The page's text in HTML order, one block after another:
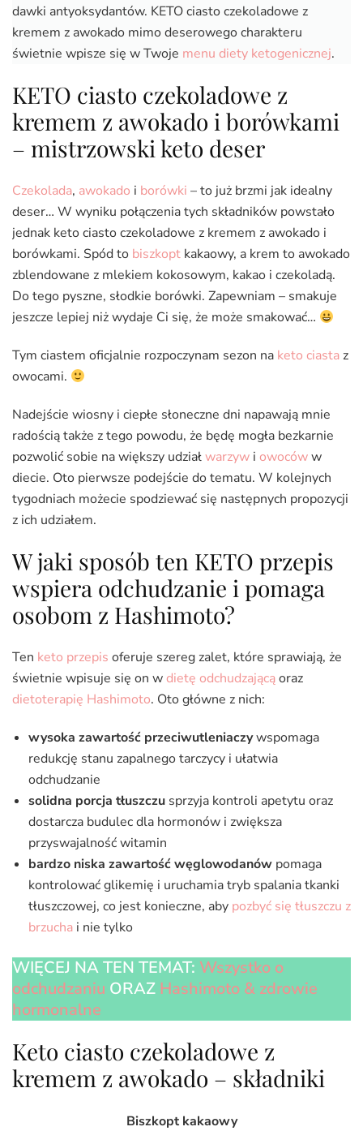
dawki antyoksydantów. KETO ciasto czekoladowe z
kremem z awokado mimo deserowego charakteru
świetnie wpisze się w Twoje menu diety ketogenicznej.
KETO ciasto czekoladowe z
kremem z awokado i borówkami
– mistrzowski keto deser
Czekolada, awokado i borówki – to już brzmi jak idealny
deser… W wyniku połączenia tych składników powstało
jednak keto ciasto czekoladowe z kremem z awokado i
borówkami. Spód to biszkopt kakaowy, a krem to awokado
zblendowane z mlekiem kokosowym, kakao i czekoladą.
Do tego pyszne, słodkie borówki. Zapewniam – smakuje
jeszcze lepiej niż wydaje Ci się, że może smakować…
Tym ciastem oficjalnie rozpoczynam sezon na keto ciastaz
owocami.
Nadejście wiosny i ciepłe słoneczne dni napawają mnie
radością także z tego powodu, że będę mogła bezkarnie
pozwolić sobie na większy udziałwarzyw i owocóww
diecie. Oto pierwsze podejście do tematu. W kolejnych
tygodniach możecie spodziewać się następnych propozycji
z ich udziałem.
W jaki sposób ten KETO przepis
wspiera odchudzanie i pomaga
osobom z Hashimoto?
Ten keto przepis oferuje szereg zalet, które sprawiają, że
świetnie wpisuje się on wdietę odchudzającąoraz
dietoterapię Hashimoto. Oto główne z nich:
wysoka zawartość przeciwutleniaczywspomaga
redukcję stanu zapalnego tarczycy i ułatwia
odchudzanie
solidna porcja tłuszczu sprzyja kontroli apetytu oraz
dostarcza budulec dla hormonów i zwiększa
przyswajalność witamin
bardzo niska zawartość węglowodanów pomaga
kontrolować glikemię i uruchamia tryb spalania tkanki
tłuszczowej, co jest konieczne, aby pozbyć się tłuszczu z
brzucha i nie tylko
WIĘCEJ NA TEN TEMAT: Wszystko o
odchudzaniu ORAZ Hashimoto & zdrowie
hormonalne
Keto ciasto czekoladowe z
kremem z awokado – składniki
Biszkopt kakaowy